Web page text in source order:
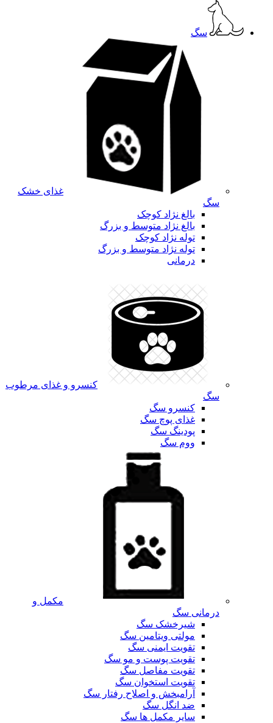
سگ
غذای خشک
سگ
بالغ نژاد کوچک
بالغ نژاد متوسط و بزرگ
توله نژاد کوچک
توله نژاد متوسط و بزرگ
درمانی
کنسرو و غذای مرطوب
سگ
کنسرو سگ
غذای پوچ سگ
پودینگ سگ
ووم سگ
مکمل و
درمانی سگ
شیرخشک سگ
مولتی ویتامین سگ
تقویت ایمنی سگ
تقویت پوست و مو سگ
تقویت مفاصل سگ
تقویت استخوان سگ
آرامبخش و اصلاح رفتار سگ
ضد انگل سگ
سایر مکمل ها سگ